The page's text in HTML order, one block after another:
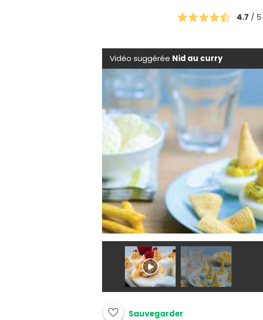
4.7 / 5
Vidéo suggérée Nid au curry
Sauvegarder